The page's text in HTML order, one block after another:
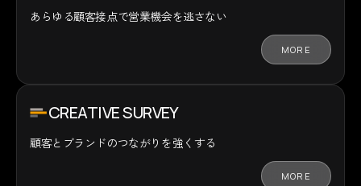
あらゆる顧客接点で営業機会を逃さない
MORE
CREATIVE SURVEY
顧客とブランドのつながりを強くする
MORE